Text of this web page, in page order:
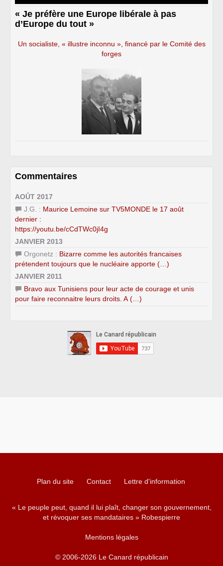
« Je préfère une Europe libérale à pas
d’Europe du tout »
Un socialiste, « illustre inconnu », financé par le Comité des
forges
Commentaires
AOÛT 2017
J.G. : Maurice Lemoine sur TV5MONDE le 17 août
dernier :
https://youtu.be/cCdTWc0jI4g
JANVIER 2013
Orgonetz : Bizarre comme les autorités francaises
prétendent toujours que le nucléaire apporte (…)
JANVIER 2011
Bravo aux Tunisiens pour leur acte de courage et unis
pour faire reconnaitre leurs droits. A (…)
Plan du site Contact Lettre d'information
« Le peuple peut, quand il lui plaît, changer son gouvernement,
et révoquer ses mandataires » Robespierre
Mentions légales
© 2006-2026 Le Canard républicain